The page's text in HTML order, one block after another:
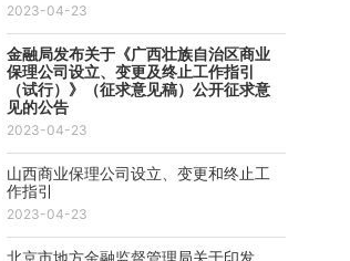
2023-04-23
金融局发布关于《广西壮族自治区商业
保理公司设立、变更及终止工作指引
（试行）》（征求意见稿）公开征求意
见的公告
2023-04-23
山西商业保理公司设立、变更和终止工
作指引
2023-04-23